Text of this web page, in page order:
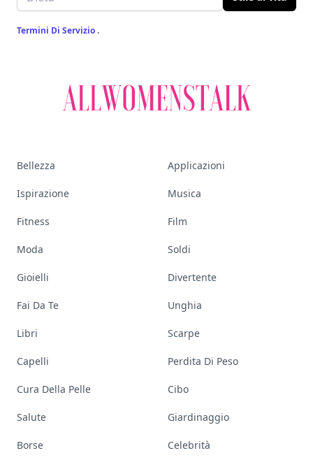
Termini Di Servizio .
Bellezza Applicazioni
Ispirazione Musica
Fitness Film
Moda Soldi
Gioielli Divertente
Fai Da Te Unghia
Libri Scarpe
Capelli Perdita Di Peso
Cura Della Pelle Cibo
Salute Giardinaggio
Borse Celebrità